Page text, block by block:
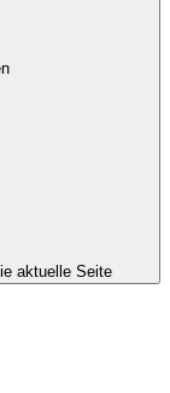
aktuelle Seite